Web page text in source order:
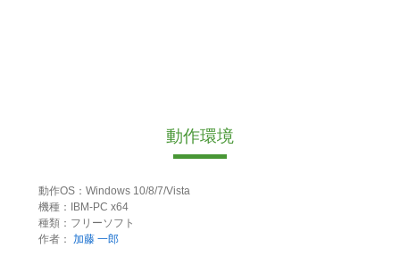
動作環境
動作OS：Windows 10/8/7/Vista
機種：IBM-PC x64
種類：フリーソフト
作者： 加藤 一郎